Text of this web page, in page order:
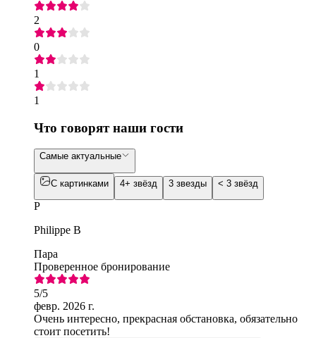
2
0
1
1
Что говорят наши гости
Самые актуальные
С картинками 4+ звёзд 3 звезды < 3 звёзд
P
Philippe B
Пара
Проверенное бронирование
5/5
февр. 2026 г.
Очень интересно, прекрасная обстановка, обязательно
стоит посетить!